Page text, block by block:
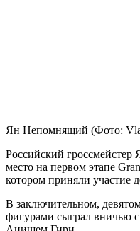
Ян Непомнящий (Фото:
Российский
место на первом этапе
котором приняли участие
В заключительном,
фигурами сыграл вничью